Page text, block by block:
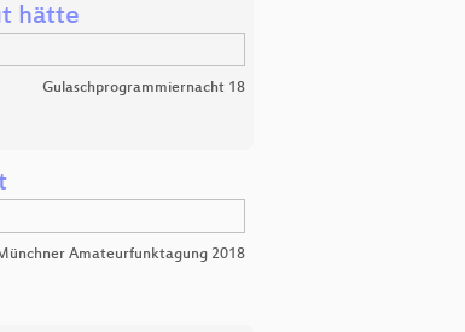
hätte
Gulaschprogrammiernacht 18
Amateurfunktagung 2018